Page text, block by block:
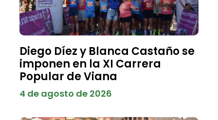
Diego Díez y Blanca Castaño se
imponen en la XI Carrera
Popular de Viana
4 de agosto de 2026